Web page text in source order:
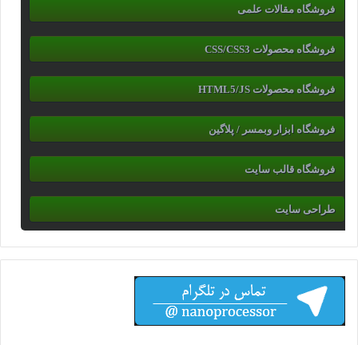
فروشگاه مقالات علمی
فروشگاه محصولات CSS/CSS3
فروشگاه محصولات HTML5/JS
فروشگاه ابزار وبمسر / پلاگین
فروشگاه قالب سایت
طراحی سایت